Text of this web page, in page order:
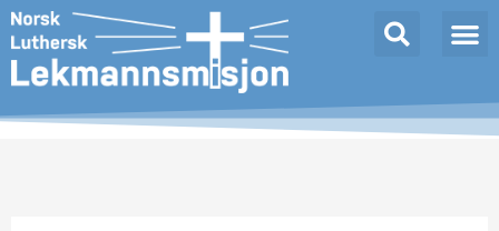
Hopp
rett
til
innholdet